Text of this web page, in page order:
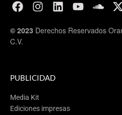
© 2023 Derechos Reservados
C.V.
PUBLICIDAD
Media Kit
Ediciones impresas